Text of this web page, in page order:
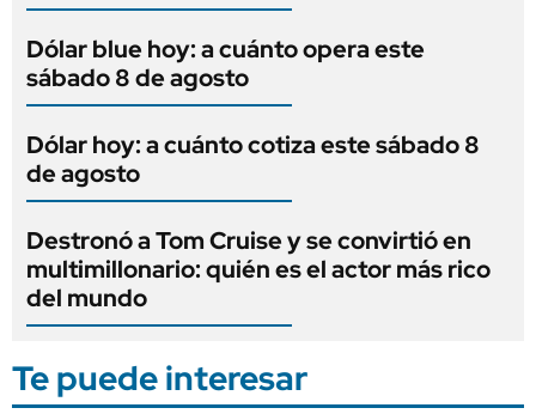
Dólar blue hoy: a cuánto opera este
sábado 8 de agosto
Dólar hoy: a cuánto cotiza este sábado 8
de agosto
Destronó a Tom Cruise y se convirtió en
multimillonario: quién es el actor más rico
del mundo
Te puede interesar